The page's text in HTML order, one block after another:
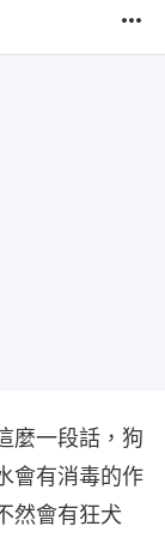
麼一段話，狗
會有消毒的作
然會有狂犬